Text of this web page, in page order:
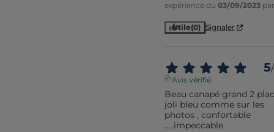
expérience du 03/09/2023
Utile(0) Signaler
5/
Avis vérifié
Beau canapé grand 2
joli bleu comme sur les
photos , confortable
.....impeccable